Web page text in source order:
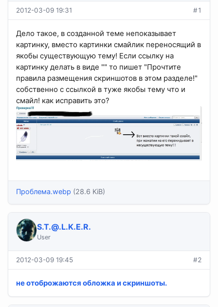
2012-03-09 19:31 #1
Дело такое, в созданной теме непоказывает
картинку, вместо картинки смайлик переносящий в
якобы существующую тему! Если ссылку на
картинку делать в виде "" то пишет "Прочтите
правила размещения скриншотов в этом разделе!"
собственно с ссылкой в туже якобы тему что и
смайл! как исправить это?
Проблема.webp (28.6 KiB)
S.T.@.L.K.E.R.
User
2012-03-09 19:45 #2
не отоброжаются обложка и скриншоты.